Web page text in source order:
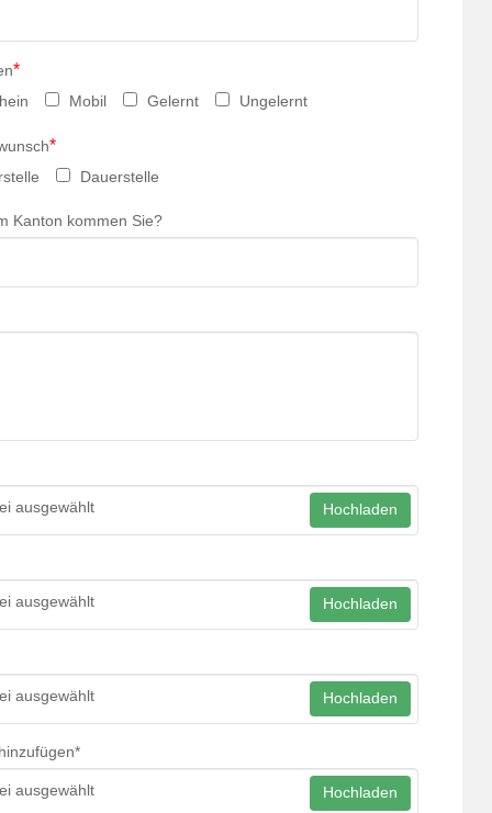
*
Mobil Gelernt Ungelernt
*
Dauerstelle
Kanton kommen Sie?
ausgewählt Hochladen
ausgewählt Hochladen
ausgewählt Hochladen
*
ausgewählt Hochladen